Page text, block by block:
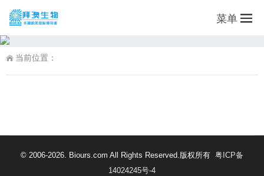
菜单
当前位置：
© 2006-2026. Biours.com All Rights Reserved.版权所有 粤ICP备
14024245号-4